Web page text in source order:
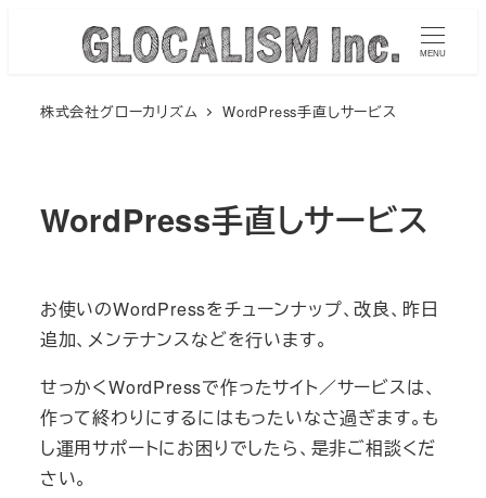
MENU
株式会社グローカリズム WordPress手直しサービス
WordPress手直しサービス
お使いのWordPressをチューンナップ、改良、昨日
追加、メンテナンスなどを行います。
せっかくWordPressで作ったサイト／サービスは、
作って終わりにするにはもったいなさ過ぎます。も
し運用サポートにお困りでしたら、是非ご相談くだ
さい。